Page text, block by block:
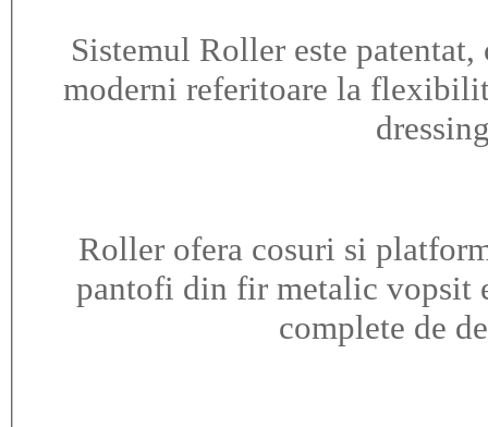
Sistemul Roller este
moderni referitoare la
Roller ofera cosuri si
pantofi din fir metalic vopsit
complete de